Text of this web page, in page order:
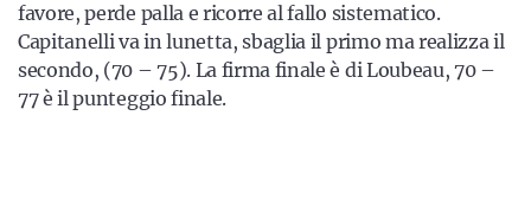
favore, perde palla e ricorre al fallo sistematico.
Capitanelli va in lunetta, sbaglia il primo ma realizza il
secondo, (70 – 75). La firma finale è di Loubeau, 70 –
77 è il punteggio finale.